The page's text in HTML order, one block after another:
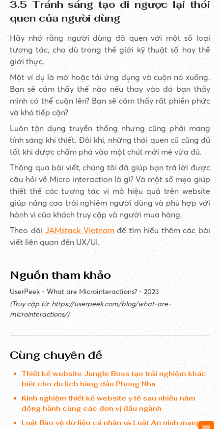
3.5 Tránh sáng tạo đi ngược lại thói
quen của người dùng
Hãy nhớ rằng người dùng đã quen với một số loại
tương tác, cho dù trong thế giới kỹ thuật số hay thế
giới thực.
Một ví dụ là mở hoặc tải ứng dụng và cuộn nó xuống.
Bạn sẽ cảm thấy thế nào nếu thay vào đó bạn thấy
mình có thể cuộn lên? Bạn sẽ cảm thấy rất phiền phức
và khó tiếp cận?
Luôn tận dụng truyền thống nhưng cũng phải mang
tính sáng khi thiết. Đôi khi, những thói quen cũ cũng đủ
tốt khi được chấm phá vào một chút mới mẻ vừa đủ.
Thông qua bài viết, chúng tôi đã giúp bạn trả lời được
câu hỏi về Micro interaction là gì? Và một số mẹo giúp
thiết thế các tương tác vi mô hiệu quả trên website
giúp nâng cao trải nghiệm người dùng và phù hợp với
hành vi của khách truy cập và người mua hàng.
Theo dõiJAMstack Vietnamđể tìm hiểu thêm các bài
viết liên quan đến UX/UI.
Nguồn tham khảo
UserPeek - What are Microinteractions? - 2023
(Truy cập từ: https://userpeek.com/blog/what-are-
microinteractions/)
Cùng chuyên đề
Thiết kế website Jungle Boss tạo trải nghiệm khác
biệt cho du lịch hàng đầu Phong Nha
Kinh nghiệm thiết kế website y tế sau nhiều năm
đồng hành cùng các đơn vị đầu ngành
Luật Bảo vệ dữ liệu cá nhân và Luật An ninh mạng: